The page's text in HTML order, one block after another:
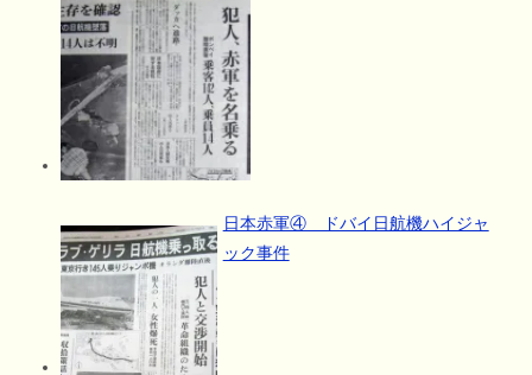
日本赤軍④ ドバイ日航機ハイジャ
ック事件